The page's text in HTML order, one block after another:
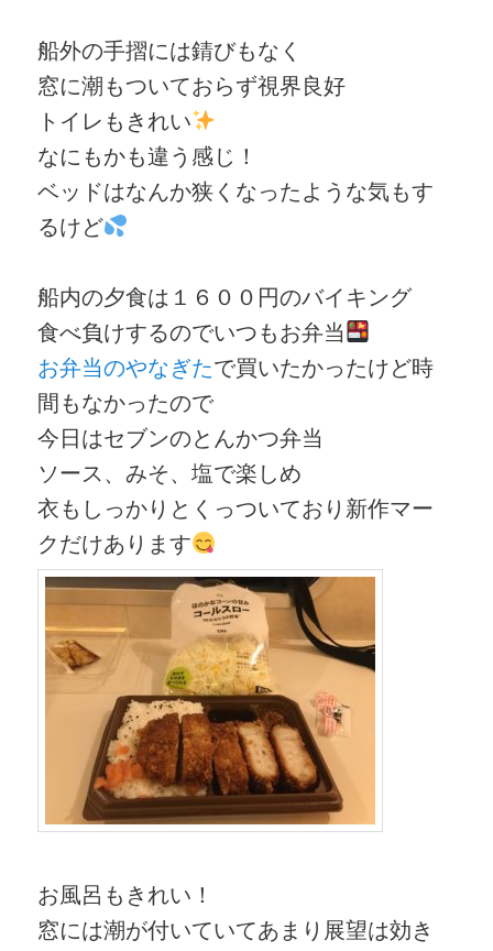
船外の手摺には錆びもなく
窓に潮もついておらず視界良好
トイレもきれい
なにもかも違う感じ！
ベッドはなんか狭くなったような気もす
るけど
船内の夕食は１６００円のバイキング
食べ負けするのでいつもお弁当
お弁当のやなぎたで買いたかったけど時
間もなかったので
今日はセブンのとんかつ弁当
ソース、みそ、塩で楽しめ
衣もしっかりとくっついており新作マー
クだけあります
お風呂もきれい！
窓には潮が付いていてあまり展望は効き